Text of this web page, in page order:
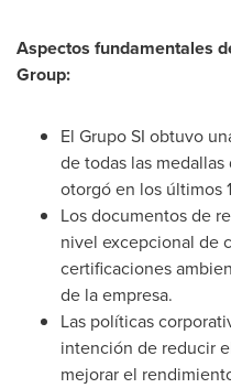
Aspectos fundamentales
Group:
El Grupo SI obtuvo
de todas las
otorgó en los últimos
Los documentos de
nivel excepcional de
certificaciones
de la empresa.
Las políticas
intención de reducir
mejorar el